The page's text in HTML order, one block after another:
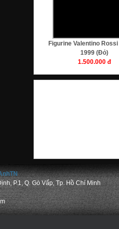
Figurine Valentino Rossi
1999 (Đỏ)
1.500.000 đ
mo hinh
P.1, Q. Gò Vấp, Tp. Hồ Chí Minh